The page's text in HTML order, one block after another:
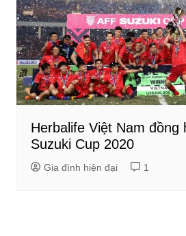
Herbalife Việt Nam đồng
Suzuki Cup 2020
Gia đình hiện đại 1